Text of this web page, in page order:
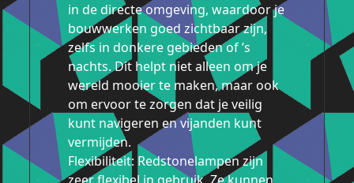
in de directe omgeving, waardoor je
bouwwerken goed zichtbaar zijn,
zelfs in donkere gebieden of ’s
nachts. Dit helpt niet alleen om je
wereld mooier te maken, maar ook
om ervoor te zorgen dat je veilig
kunt navigeren en vijanden kunt
vermijden.
Flexibiliteit: Redstonelampen zijn